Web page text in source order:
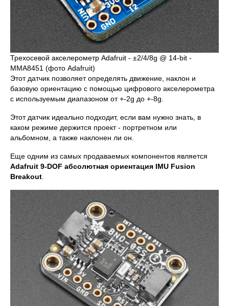
Трехосевой акселерометр Adafruit - ±2/4/8g @ 14-bit -
MMA8451 (фото Adafruit)
Этот датчик позволяет определять движение, наклон и
базовую ориентацию с помощью цифрового акселерометра
с используемым диапазоном от +-2g до +-8g.
Этот датчик идеально подходит, если вам нужно знать, в
каком режиме держится проект - портретном или
альбомном, а также наклонен ли он.
Еще одним из самых продаваемых компонентов является
Adafruit 9-DOF абсолютная ориентация IMU Fusion
Breakout.